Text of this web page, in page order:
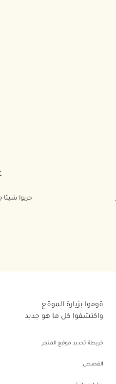
جربوا شيئًا
قوموا بزيارة الموقع
واكتشفوا كل ما هو جديد
خريطة تحديد موقع المتجر
القصص